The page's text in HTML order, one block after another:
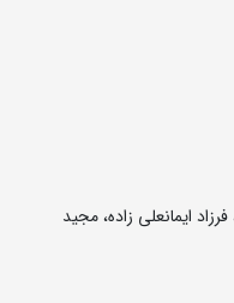
ایمانعلی زاده، مجید